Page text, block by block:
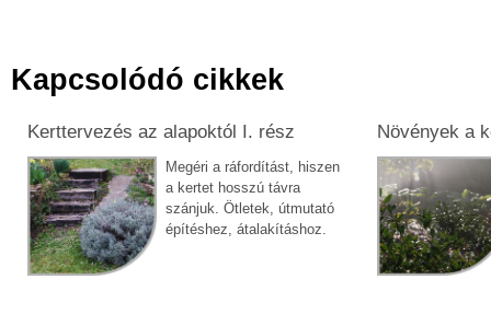
Kapcsolódó cikkek
Kerttervezés az alapoktól I. rész
Megéri a ráfordítást, hiszen
a kertet hosszú távra
szánjuk. Ötletek, útmutató
építéshez, átalakításhoz.
Növények a